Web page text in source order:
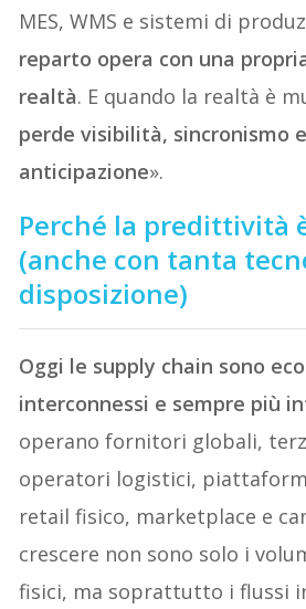
MES, WMS e sistemi di
reparto opera con una
realtà. E quando la realtà è
perde visibilità, sincronismo
anticipazione».
Perché la predittività
(anche con tanta
disposizione)
Oggi le supply chain sono
interconnessi e sempre più
operano fornitori globali,
operatori logistici,
retail fisico, marketplace e
crescere non sono solo i
fisici, ma soprattutto i flussi